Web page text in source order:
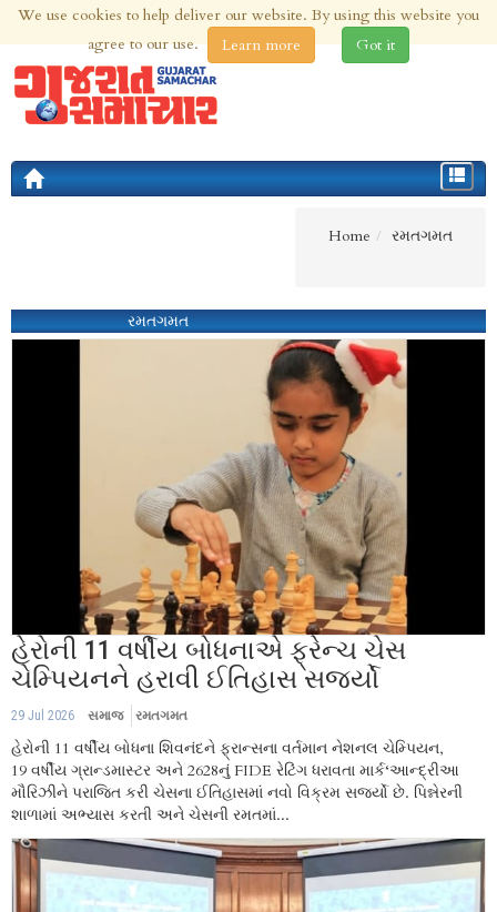
9th Aug 2026 | Updated at 03:12am 9th Aug 2026
Toggle
Home
રમતગમત
રમતગમત
હેરોની 11 વર્ષીય બોધનાએ ફ્રેન્ચ ચેસ
ચેમ્પિયનને હરાવી ઈતિહાસ સર્જ્યો
29 Jul 2026 સમાજ રમતગમત
હેરોની 11 વર્ષીય બોધના શિવનંદને ફ્રાન્સના વર્તમાન નેશનલ ચેમ્પિયન,
19 વર્ષીય ગ્રાન્ડમાસ્ટર અને 2628નું FIDE રેટિંગ ધરાવતા માર્ક‘આન્દ્રીઆ
મૌરિઝીને પરાજિત કરી ચેસના ઈતિહાસમાં નવો વિક્રમ સર્જ્યો છે. પિન્નેરની
શાળામાં અભ્યાસ કરતી અને ચેસની રમતમાં...
We use cookies to help deliver our website. By using this website you
agree to our use.
Learn more Got it